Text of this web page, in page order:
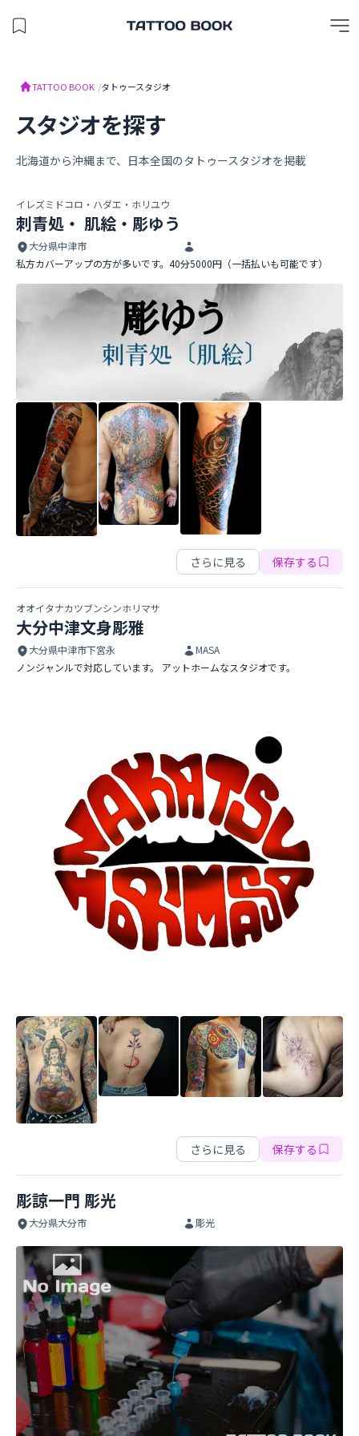
保存したスタジオを見る
TATTOO BOOK /タトゥースタジオ
スタジオを探す
北海道から沖縄まで、日本全国のタトゥースタジオを掲載
イレズミドコロ・ハダエ・ホリユウ
刺青処・ 肌絵・彫ゆう
大分県中津市
私方カバーアップの方が多いです。40分5000円（一括払いも可能です）
刺青処・ 肌絵・彫ゆう
さらに見る 保存する
オオイタナカツブンシンホリマサ
大分中津文身彫雅
大分県中津市下宮永
MASA
ノンジャンルで対応しています。 アットホームなスタジオです。
さらに見る 保存する
彫諒一門 彫光
大分県大分市 彫光
彫諒一門 彫光